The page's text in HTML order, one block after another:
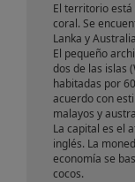
El territorio está
coral. Se
Lanka y
El pequeño
dos de las islas
habitadas por
acuerdo con
malayos y
La capital es el
inglés. La
economía se
cocos.